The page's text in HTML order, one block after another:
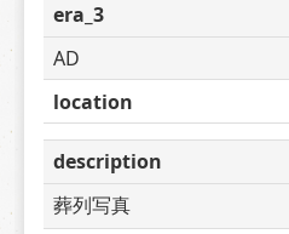
era_3
AD
location
description
葬列写真